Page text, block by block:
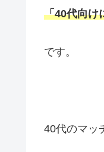
「40代向け
です。
40代のマッ